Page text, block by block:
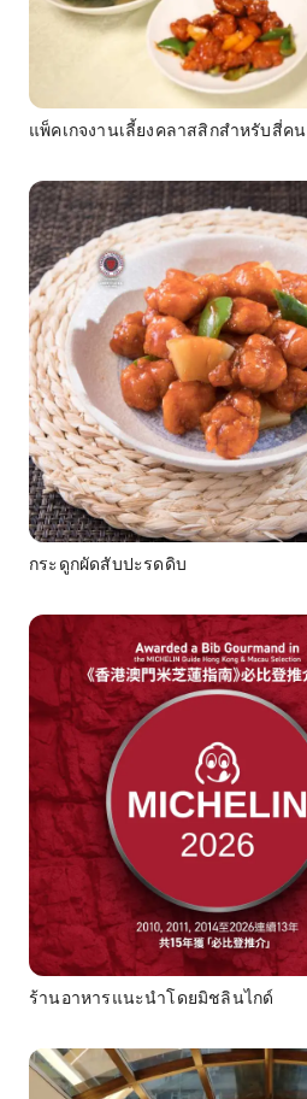
แพ็คเกจงานเลี้ยงคลาสสิกสำหรับสี่คน
กระดูกผัดสับปะรดดิบ
ร้านอาหารแนะนำโดยมิชลินไกด์